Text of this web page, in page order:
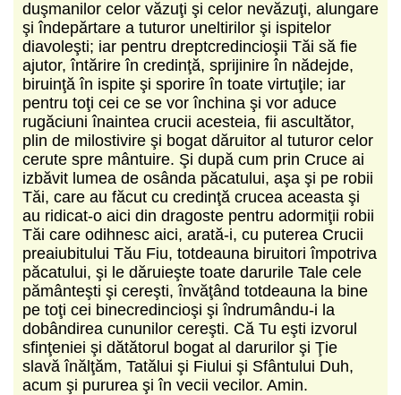
duşmanilor celor văzuţi şi celor nevăzuţi, alungare
şi îndepărtare a tuturor uneltirilor şi ispitelor
diavoleşti; iar pentru dreptcredincioşii Tăi să fie
ajutor, întărire în credinţă, sprijinire în nădejde,
biruinţă în ispite şi sporire în toate virtuţile; iar
pentru toţi cei ce se vor închina şi vor aduce
rugăciuni înaintea crucii acesteia, fii ascultător,
plin de milostivire şi bogat dăruitor al tuturor celor
cerute spre mântuire. Şi după cum prin Cruce ai
izbăvit lumea de osânda păcatului, aşa şi pe robii
Tăi, care au făcut cu credinţă crucea aceasta şi
au ridicat‑o aici din dragoste pentru adormiţii robii
Tăi care odihnesc aici, arată‑i, cu puterea Crucii
preaiubitului Tău Fiu, totdeauna biruitori împotriva
păcatului, şi le dăruieşte toate darurile Tale cele
pământeşti şi cereşti, învăţând totdeauna la bine
pe toţi cei binecredincioşi şi îndrumându‑i la
dobândirea cununilor cereşti. Că Tu eşti izvorul
sfinţeniei şi dătătorul bogat al darurilor şi Ţie
slavă înălţăm, Tatălui şi Fiului şi Sfântului Duh,
acum şi pururea şi în vecii vecilor. Amin.